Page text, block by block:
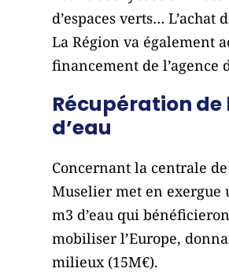
d’espaces verts…
La Région va également
financement de l’agence
Récupération de
d’eau
Concernant la centrale
Muselier met en exergue
m3 d’eau qui
mobiliser l’Europe,
milieux (15M€).